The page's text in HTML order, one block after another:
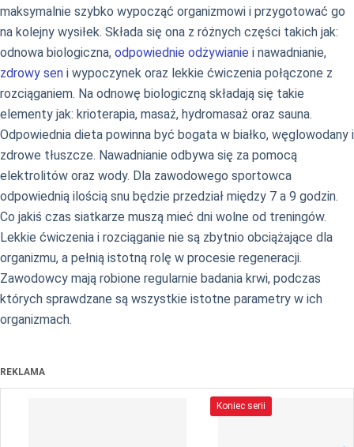
maksymalnie szybko wypocząć organizmowi i przygotować go
na kolejny wysiłek. Składa się ona z różnych części takich jak:
odnowa biologiczna, odpowiednie odżywianie i nawadnianie,
zdrowy sen i wypoczynek oraz lekkie ćwiczenia połączone z
rozciąganiem. Na odnowę biologiczną składają się takie
elementy jak: krioterapia, masaż, hydromasaż oraz sauna.
Odpowiednia dieta powinna być bogata w białko, węglowodany i
zdrowe tłuszcze. Nawadnianie odbywa się za pomocą
elektrolitów oraz wody. Dla zawodowego sportowca
odpowiednią ilością snu będzie przedział między 7 a 9 godzin.
Co jakiś czas siatkarze muszą mieć dni wolne od treningów.
Lekkie ćwiczenia i rozciąganie nie są zbytnio obciążające dla
organizmu, a pełnią istotną rolę w procesie regeneracji.
Zawodowcy mają robione regularnie badania krwi, podczas
których sprawdzane są wszystkie istotne parametry w ich
organizmach.
REKLAMA
Koniec serii